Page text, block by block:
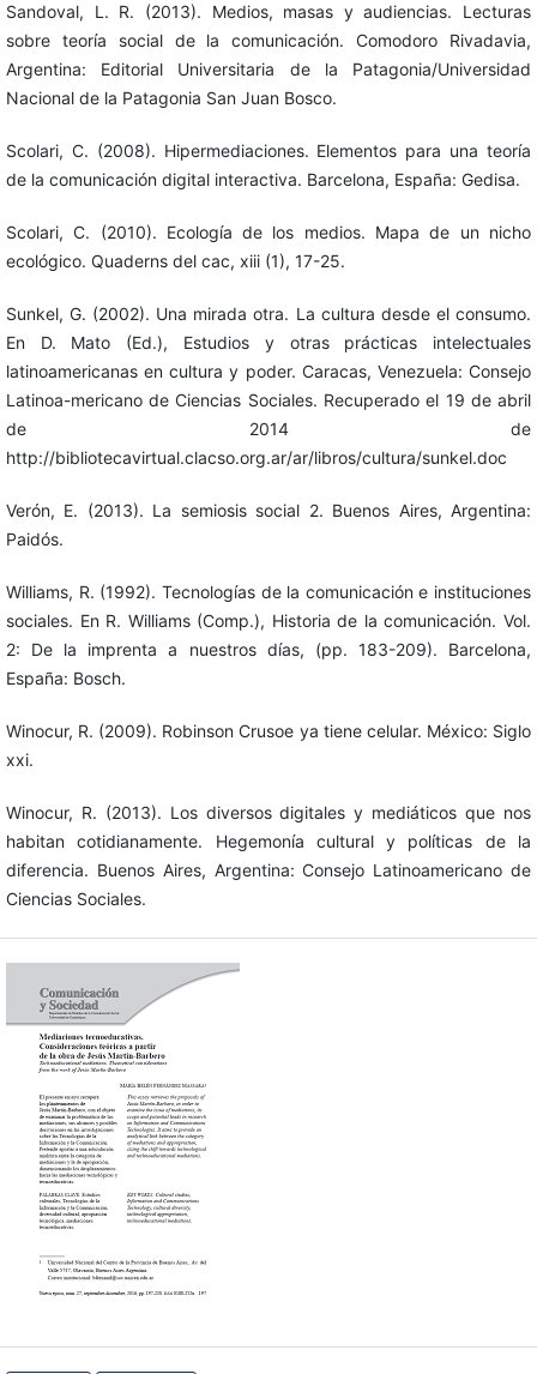
Sandoval, L. R. (2013). Medios, masas y audiencias. Lecturas
sobre teoría social de la comunicación. Comodoro Rivadavia,
Argentina: Editorial Universitaria de la Patagonia/Universidad
Nacional de la Patagonia San Juan Bosco.
Scolari, C. (2008). Hipermediaciones. Elementos para una teoría
de la comunicación digital interactiva. Barcelona, España: Gedisa.
Scolari, C. (2010). Ecología de los medios. Mapa de un nicho
ecológico. Quaderns del cac, xiii (1), 17-25.
Sunkel, G. (2002). Una mirada otra. La cultura desde el consumo.
En D. Mato (Ed.), Estudios y otras prácticas intelectuales
latinoamericanas en cultura y poder. Caracas, Venezuela: Consejo
Latinoa-mericano de Ciencias Sociales. Recuperado el 19 de abril
de 2014 de
http://bibliotecavirtual.clacso.org.ar/ar/libros/cultura/sunkel.doc
Verón, E. (2013). La semiosis social 2. Buenos Aires, Argentina:
Paidós.
Williams, R. (1992). Tecnologías de la comunicación e instituciones
sociales. En R. Williams (Comp.), Historia de la comunicación. Vol.
2: De la imprenta a nuestros días, (pp. 183-209). Barcelona,
España: Bosch.
Winocur, R. (2009). Robinson Crusoe ya tiene celular. México: Siglo
xxi.
Winocur, R. (2013). Los diversos digitales y mediáticos que nos
habitan cotidianamente. Hegemonía cultural y políticas de la
diferencia. Buenos Aires, Argentina: Consejo Latinoamericano de
Ciencias Sociales.